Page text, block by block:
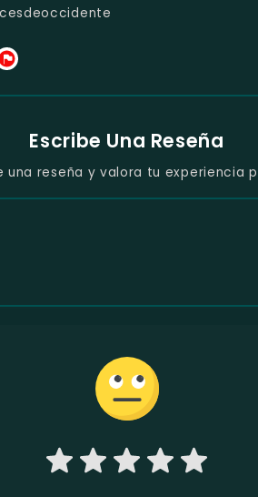
Escribe Una Reseña
una reseña y valora tu experiencia